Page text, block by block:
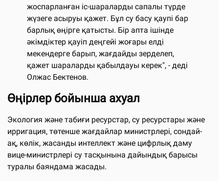
жоспарланған іс-шараларды сапалы түрде
жүзеге асыруы қажет. Бұл су басу қаупі бар
барлық өңірге қатысты. Бір апта ішінде
әкімдіктер қауіп деңгейі жоғары елді
мекендерге барып, жағдайды зерделеп,
қажет шараларды қабылдауы керек", - деді
Олжас Бектенов.
Өңірлер бойынша ахуал
Экология және табиғи ресурстар, су ресурстары және
ирригация, төтенше жағдайлар министрлері, сондай-
ақ, көлік, жасанды интеллект және цифрлық даму
вице-министрлері су тасқынына дайындық барысы
туралы баяндама жасады.